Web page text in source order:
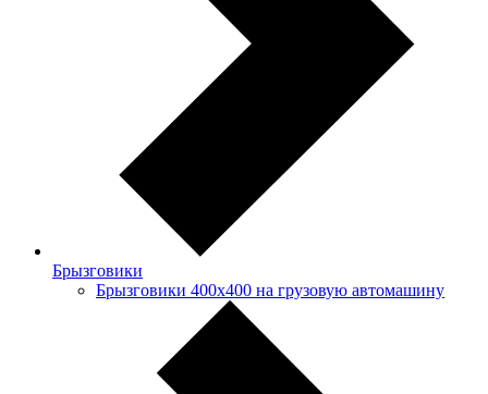
Брызговики
Брызговики 400х400 на грузовую автомашину